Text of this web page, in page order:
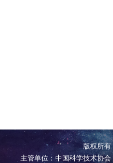
版权所
主管单位：中国科学技术协